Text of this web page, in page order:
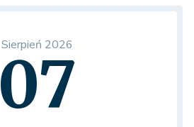
Sierpień 2026
07